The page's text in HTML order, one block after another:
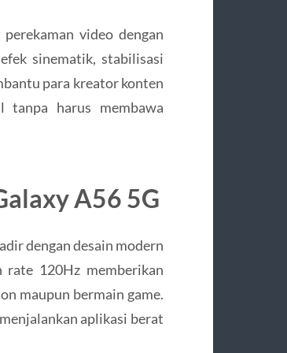
video dengan
sinematik, stabilisasi
para kreator konten
tanpa harus membawa
A56 5G
dengan desain modern
rate 120Hz memberikan
maupun bermain game.
aplikasi berat